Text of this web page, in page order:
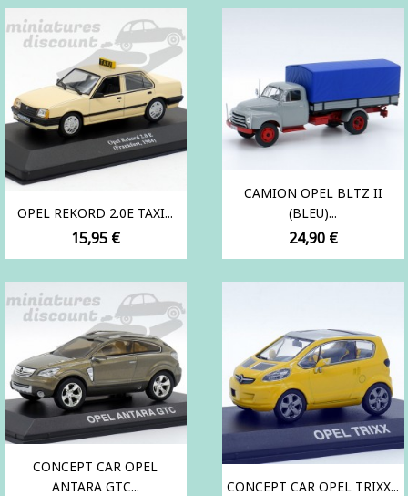
OPEL REKORD 2.0E TAXI...
Prix
15,95 €
CAMION OPEL BLTZ II
(BLEU)...
Prix
24,90 €
CONCEPT CAR OPEL
ANTARA GTC...
CONCEPT CAR OPEL TRIXX...